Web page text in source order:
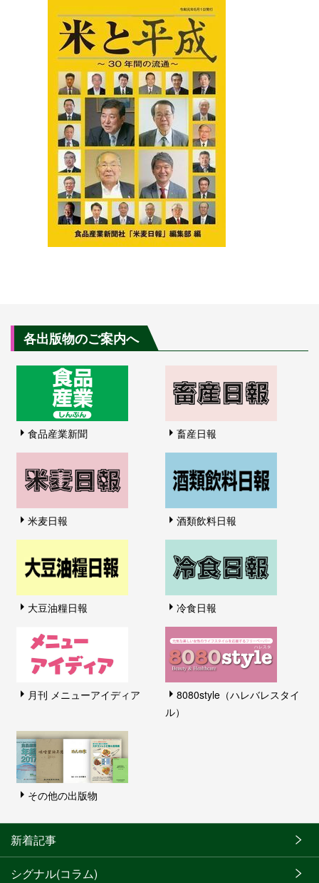
各出版物のご案内へ
食品産業新聞 畜産日報
米麦日報 酒類飲料日報
大豆油糧日報 冷食日報
月刊 メニューアイディア
8080style（ハレバレスタイ
ル）
その他の出版物
新着記事
シグナル(コラム)